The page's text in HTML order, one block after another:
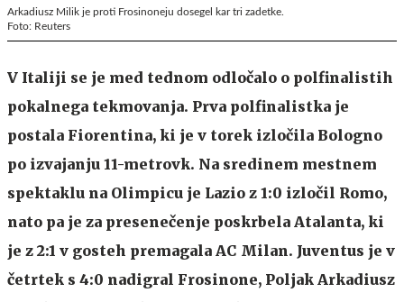
Arkadiusz Milik je proti Frosinoneju dosegel kar tri zadetke.
Foto: Reuters
V Italiji se je med tednom odločalo o polfinalistih
pokalnega tekmovanja. Prva polfinalistka je
postala Fiorentina, ki je v torek izločila Bologno
po izvajanju 11-metrovk. Na sredinem mestnem
spektaklu na Olimpicu je Lazio z 1:0 izločil Romo,
nato pa je za presenečenje poskrbela Atalanta, ki
je z 2:1 v gosteh premagala AC Milan. Juventus je v
četrtek s 4:0 nadigral Frosinone, Poljak Arkadiusz